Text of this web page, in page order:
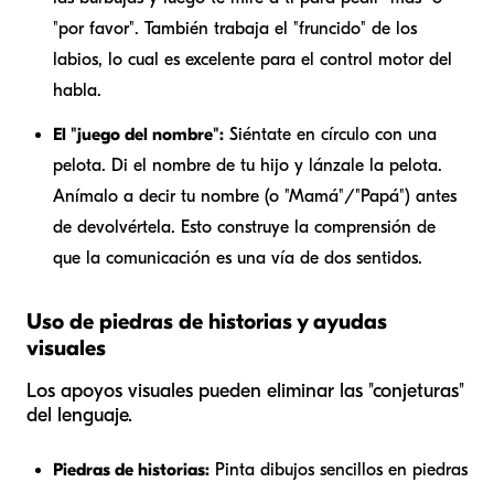
"por favor". También trabaja el "fruncido" de los
labios, lo cual es excelente para el control motor del
habla.
El "juego del nombre": Siéntate en círculo con una
pelota. Di el nombre de tu hijo y lánzale la pelota.
Anímalo a decir tu nombre (o "Mamá"/"Papá") antes
de devolvértela. Esto construye la comprensión de
que la comunicación es una vía de dos sentidos.
Uso de piedras de historias y ayudas
visuales
Los apoyos visuales pueden eliminar las "conjeturas"
del lenguaje.
Piedras de historias: Pinta dibujos sencillos en piedras